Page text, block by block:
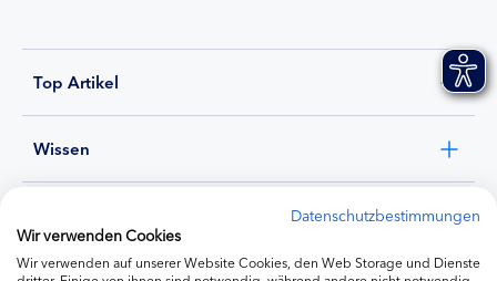
Top Artikel
Wissen
Datenschutzbestimmungen
Wir verwenden Cookies
Wir verwenden auf unserer Website Cookies, den Web Storage und Dienste